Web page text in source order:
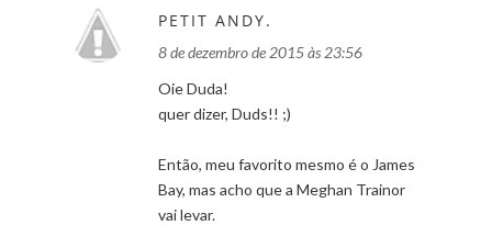
PETIT ANDY.
8 de dezembro de 2015 às 23:56
Oie Duda!
quer dizer, Duds!! ;)
Então, meu favorito mesmo é o James
Bay, mas acho que a Meghan Trainor
vai levar.